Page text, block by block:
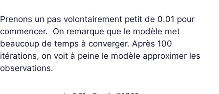
Prenons un pas volontairement petit de 0.01 pour
commencer. On remarque que le modèle met
beaucoup de temps à converger. Après 100
itérations, on voit à peine le modèle approximer les
observations.